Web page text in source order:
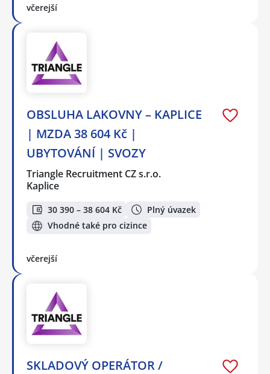
včerejší
OBSLUHA LAKOVNY – KAPLICE
| MZDA 38 604 Kč |
UBYTOVÁNÍ | SVOZY
Triangle Recruitment CZ s.r.o.
Kaplice
30 390 – 38 604 Kč
Plný úvazek
Vhodné také pro cizince
včerejší
SKLADOVÝ OPERÁTOR /